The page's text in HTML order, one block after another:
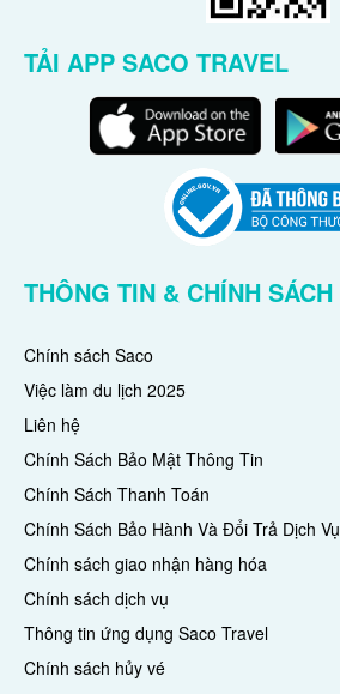
TẢI APP SACO TRAVEL
THÔNG TIN & CHÍNH SÁCH
Chính sách Saco
Việc làm du lịch 2025
Liên hệ
Chính Sách Bảo Mật Thông Tin
Chính Sách Thanh Toán
Chính Sách Bảo Hành Và Đổi Trả Dịch Vụ
Chính sách giao nhận hàng hóa
Chính sách dịch vụ
Thông tin ứng dụng Saco Travel
Chính sách hủy vé